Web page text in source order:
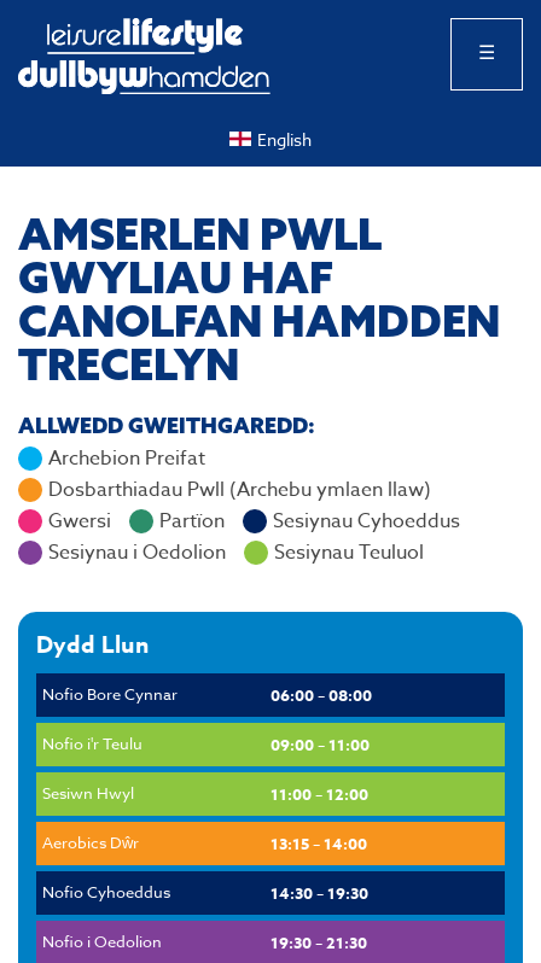
☰
English
AMSERLEN PWLL
GWYLIAU HAF
CANOLFAN HAMDDEN
TRECELYN
ALLWEDD GWEITHGAREDD:
Archebion Preifat
Dosbarthiadau Pwll (Archebu ymlaen llaw)
Gwersi
Partïon
Sesiynau Cyhoeddus
Sesiynau i Oedolion
Sesiynau Teuluol
Dydd Llun
Nofio Bore Cynnar 06:00 – 08:00
Nofio i'r Teulu 09:00 – 11:00
Sesiwn Hwyl 11:00 – 12:00
Aerobics Dŵr 13:15 – 14:00
Nofio Cyhoeddus 14:30 – 19:30
Nofio i Oedolion 19:30 – 21:30